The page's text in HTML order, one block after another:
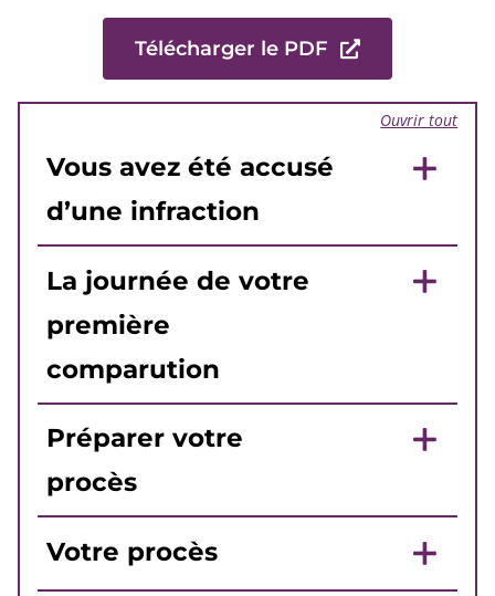
Télécharger le PDF
Ouvrir tout
Vous avez été accusé
d’une infraction
La journée de votre
première
comparution
Préparer votre
procès
Votre procès